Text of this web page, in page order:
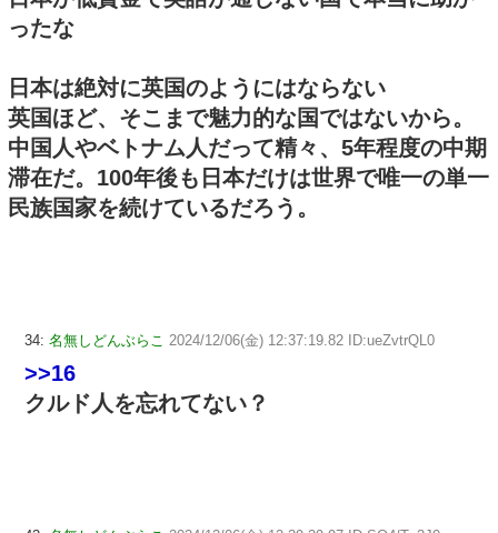
ったな
日本は絶対に英国のようにはならない
英国ほど、そこまで魅力的な国ではないから。
中国人やベトナム人だって精々、5年程度の中期
滞在だ。100年後も日本だけは世界で唯一の単一
民族国家を続けているだろう。
34: 名無しどんぶらこ 2024/12/06(金) 12:37:19.82 ID:ueZvtrQL0
>>16
クルド人を忘れてない？